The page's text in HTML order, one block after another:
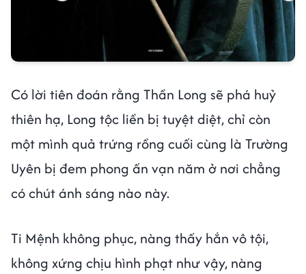
Có lời tiên đoán rằng Thần Long sẽ phá huỷ
thiên hạ, Long tộc liền bị tuyệt diệt, chỉ còn
một mình quả trứng rồng cuối cùng là Trường
Uyên bị đem phong ấn vạn năm ở nơi chẳng
có chút ánh sáng nào này.
Ti Mệnh không phục, nàng thấy hắn vô tội,
không xứng chịu hình phạt như vậy, nàng